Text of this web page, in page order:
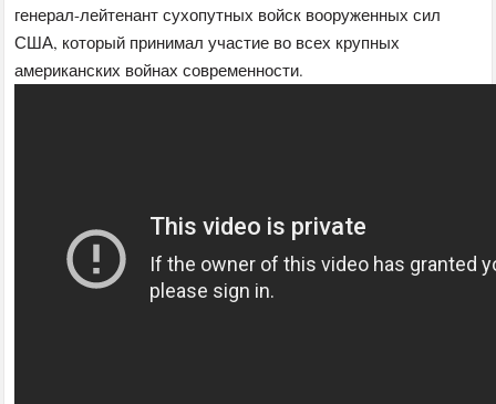
генерал-лейтенант сухопутных войск вооруженных сил
США, который принимал участие во всех крупных
американских войнах современности.